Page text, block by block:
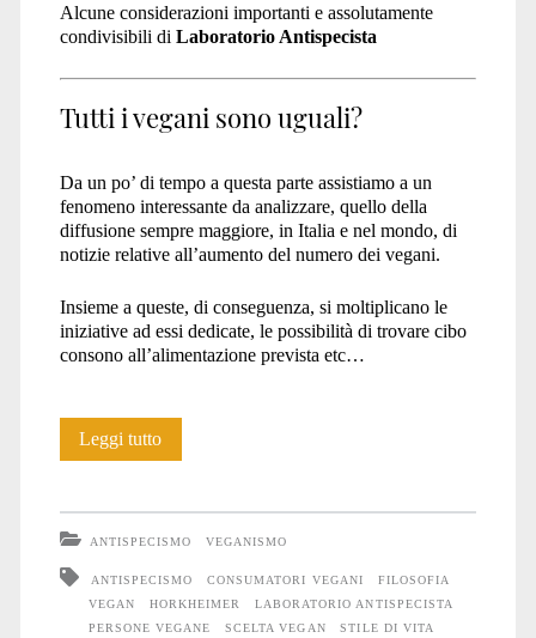
Alcune considerazioni importanti e assolutamente
condivisibili di Laboratorio Antispecista
Tutti i vegani sono uguali?
Da un po’ di tempo a questa parte assistiamo a un
fenomeno interessante da analizzare, quello della
diffusione sempre maggiore, in Italia e nel mondo, di
notizie relative all’aumento del numero dei vegani.
Insieme a queste, di conseguenza, si moltiplicano le
iniziative ad essi dedicate, le possibilità di trovare cibo
consono all’alimentazione prevista etc…
Leggi tuttoTutti
uguali?
ANTISPECISMO VEGANISMO
ANTISPECISMO CONSUMATORI VEGANI
FILOSOFIA
VEGAN
HORKHEIMER
LABORATORIO ANTISPECISTA
PERSONE VEGANE
SCELTA VEGAN
STILE DI VITA